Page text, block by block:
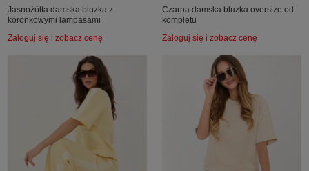
Jasnożółta damska bluzka z
koronkowymi lampasami
Zaloguj się i zobacz cenę
Czarna damska bluzka oversize od
kompletu
Zaloguj się i zobacz cenę